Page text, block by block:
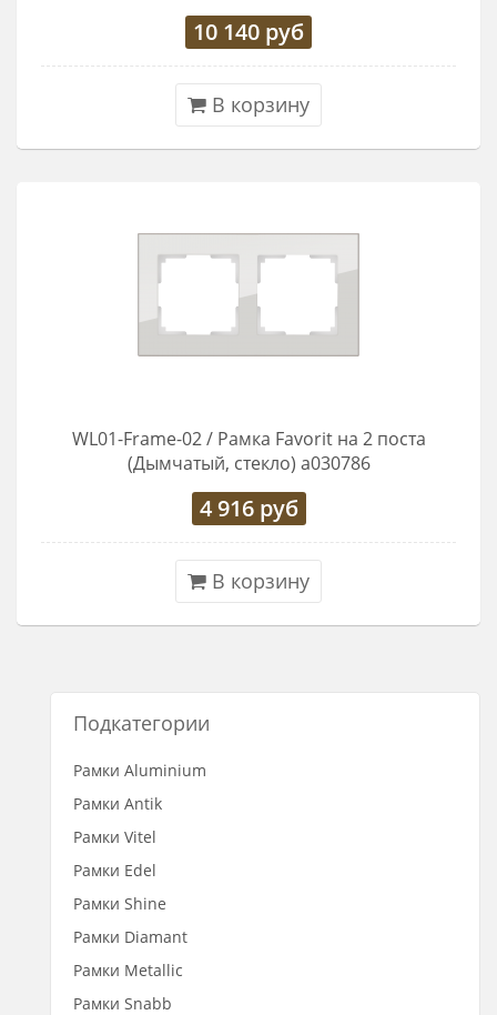
10 140 руб
В корзину
WL01-Frame-02 / Рамка Favorit на 2 поста
(Дымчатый, стекло) a030786
4 916руб
В корзину
Подкатегории
Рамки Aluminium
Рамки Antik
Рамки Vitel
Рамки Edel
Рамки Shine
Рамки Diamant
Рамки Metallic
Рамки Snabb